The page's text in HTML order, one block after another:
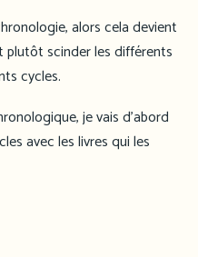
alors cela devient
plutôt scinder les différents
cycles.
je vais d’abord
avec les livres qui les